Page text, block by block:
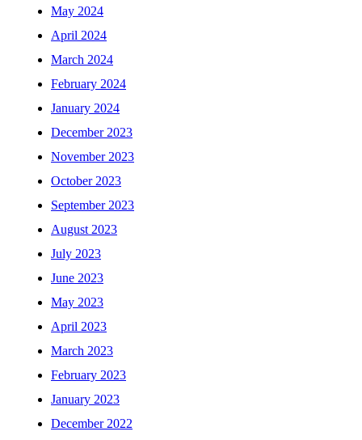
May 2024
April 2024
March 2024
February 2024
January 2024
December 2023
November 2023
October 2023
September 2023
August 2023
July 2023
June 2023
May 2023
April 2023
March 2023
February 2023
January 2023
December 2022